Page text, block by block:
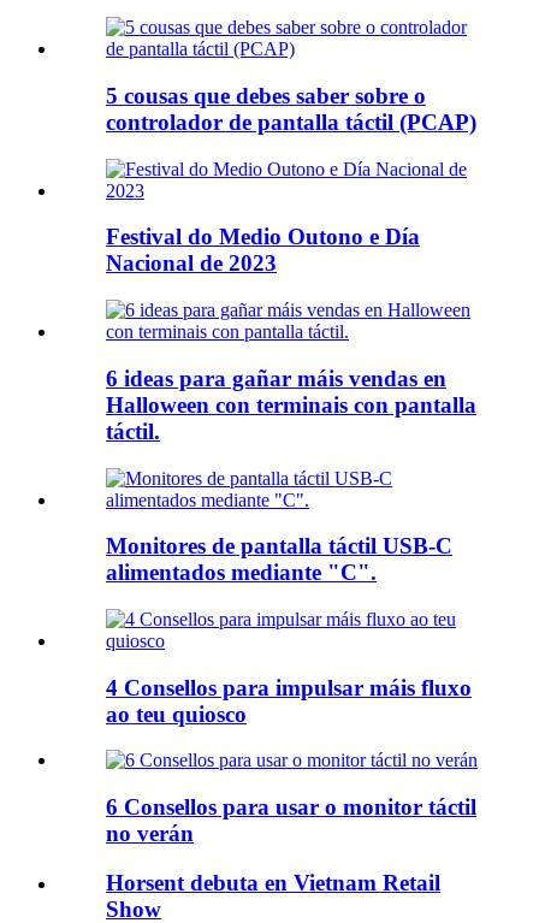
5 cousas que debes saber sobre o
controlador de pantalla táctil (PCAP)
Festival do Medio Outono e Día
Nacional de 2023
6 ideas para gañar máis vendas en
Halloween con terminais con pantalla
táctil.
Monitores de pantalla táctil USB-C
alimentados mediante "C".
4 Consellos para impulsar máis fluxo
ao teu quiosco
6 Consellos para usar o monitor táctil
no verán
Horsent debuta en Vietnam Retail
Show